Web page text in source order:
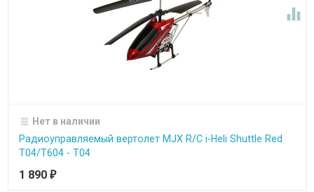

Нет в наличии
Радиоуправляемый вертолет MJX R/C i-Heli Shuttle Red
T04/T604 - T04
1 890 ₽